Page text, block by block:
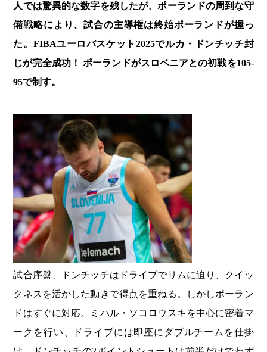
人では驚異的な数字を残したが、ポーランドの周到な守
備戦略により、試合の主導権は終始ポーランドが握っ
た。FIBAユーロバスケット2025でルカ・ドンチッチ封
じが完全成功！ ポーランドがスロベニアとの初戦を105-
95で制す。
試合序盤、ドンチッチはドライブでリムに迫り、クイッ
クネスを活かした動きで得点を重ねる。しかしポーラン
ドはすぐに対応。ミハル・ソコロウスキを中心に密着マ
ークを行い、ドライブには即座にダブルチームを仕掛